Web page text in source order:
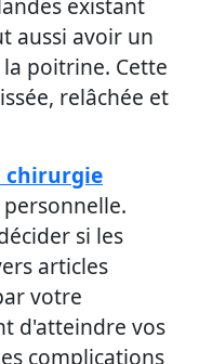
aussi avoir un
poitrine. Cette
relâchée et
chirurgie
si les
articles
votre
d'atteindre vos
complications